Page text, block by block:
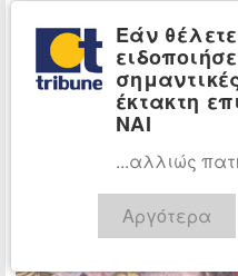
ΚΟΣΜΟΣ Κατάπαυση
Καραμπάχ – Οι
συμφώνησαν να
Εάν
έκτακτη
ΝΑΙ
...αλλιώς
Αργότερα